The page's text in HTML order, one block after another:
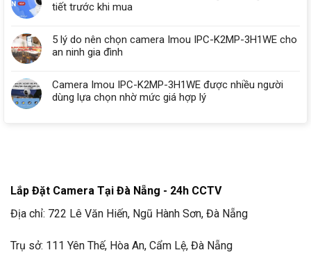
tiết trước khi mua
5 lý do nên chọn camera Imou IPC-K2MP-3H1WE cho
an ninh gia đình
Camera Imou IPC-K2MP-3H1WE được nhiều người
dùng lựa chọn nhờ mức giá hợp lý
Lắp Đặt Camera Tại Đà Nẵng - 24h CCTV
Địa chỉ: 722 Lê Văn Hiến, Ngũ Hành Sơn, Đà Nẵng
Trụ sở: 111 Yên Thế, Hòa An, Cẩm Lệ, Đà Nẵng